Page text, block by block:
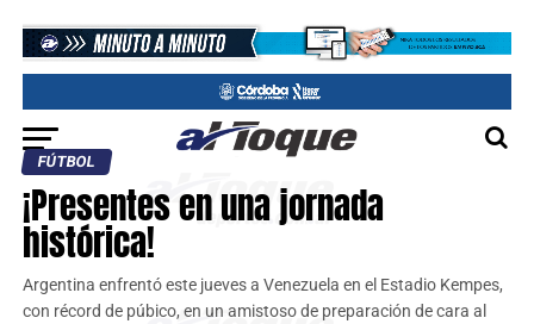
FÚTBOL
¡Presentes en una jornada
histórica!
Argentina enfrentó este jueves a Venezuela en el Estadio Kempes,
con récord de púbico, en un amistoso de preparación de cara al